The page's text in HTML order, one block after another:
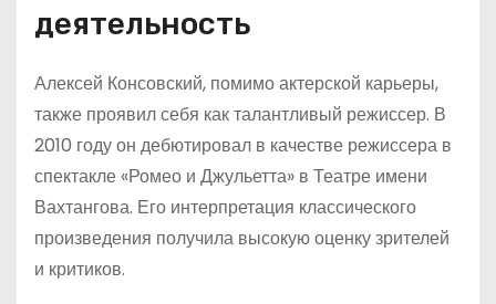
деятельность
Алексей Консовский, помимо актерской карьеры,
также проявил себя как талантливый режиссер. В
2010 году он дебютировал в качестве режиссера в
спектакле «Ромео и Джульетта» в Театре имени
Вахтангова. Его интерпретация классического
произведения получила высокую оценку зрителей
и критиков.